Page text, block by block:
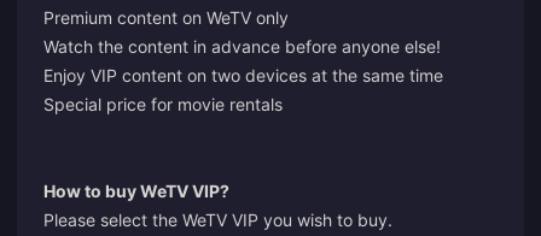
Premium content on WeTV only
Watch the content in advance before anyone else!
Enjoy VIP content on two devices at the same time
Special price for movie rentals
How to buy WeTV VIP?
Please select the WeTV VIP you wish to buy.